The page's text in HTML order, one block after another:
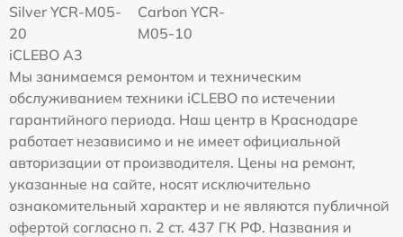
Silver YCR-M05-
20
Carbon YCR-
M05-10
iCLEBO A3
Мы занимаемся ремонтом и техническим
обслуживанием техники iCLEBO по истечении
гарантийного периода. Наш центр в Краснодаре
работает независимо и не имеет официальной
авторизации от производителя. Цены на ремонт,
указанные на сайте, носят исключительно
ознакомительный характер и не являются публичной
офертой согласно п. 2 ст. 437 ГК РФ. Названия и